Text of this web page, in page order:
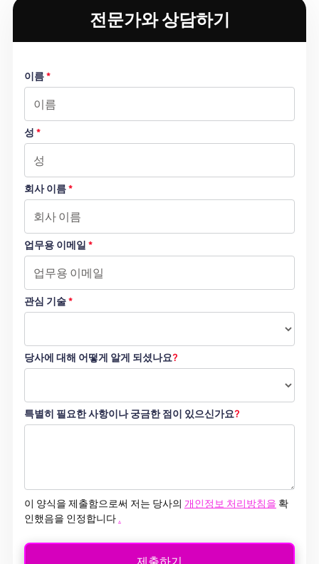
전문가와 상담하기
이름*
성 *
회사 이름*
업무용 이메일 *
관심 기술*
당사에 대해 어떻게 알게 되셨나요?
특별히 필요한 사항이나 궁금한 점이 있으신가요?
이 양식을 제출함으로써 저는 당사의 개인정보 처리방침을 확
인했음을 인정합니다 .